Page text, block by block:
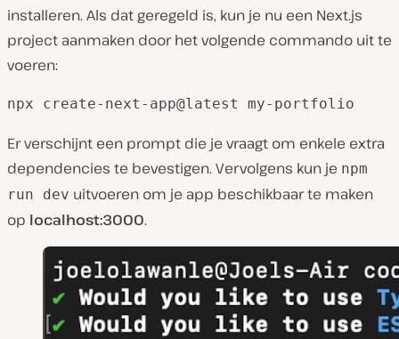
installeren. Als dat geregeld is, kun je nu een Next.js
project aanmaken door het volgende commando uit te
voeren:
npx create-next-app@latest my-portfolio
Er verschijnt een prompt die je vraagt om enkele extra
dependencies te bevestigen. Vervolgens kun je npm
run dev uitvoeren om je app beschikbaar te maken
op localhost:3000.